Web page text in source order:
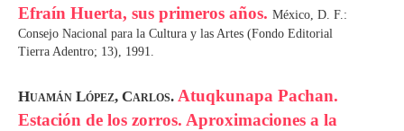
Efraín Huerta, sus primeros años. México, D. F.:
Consejo Nacional para la Cultura y las Artes (Fondo Editorial
Tierra Adentro; 13), 1991.
Huamán López, Carlos. Atuqkunapa Pachan.
Estación de los zorros. Aproximaciones a la